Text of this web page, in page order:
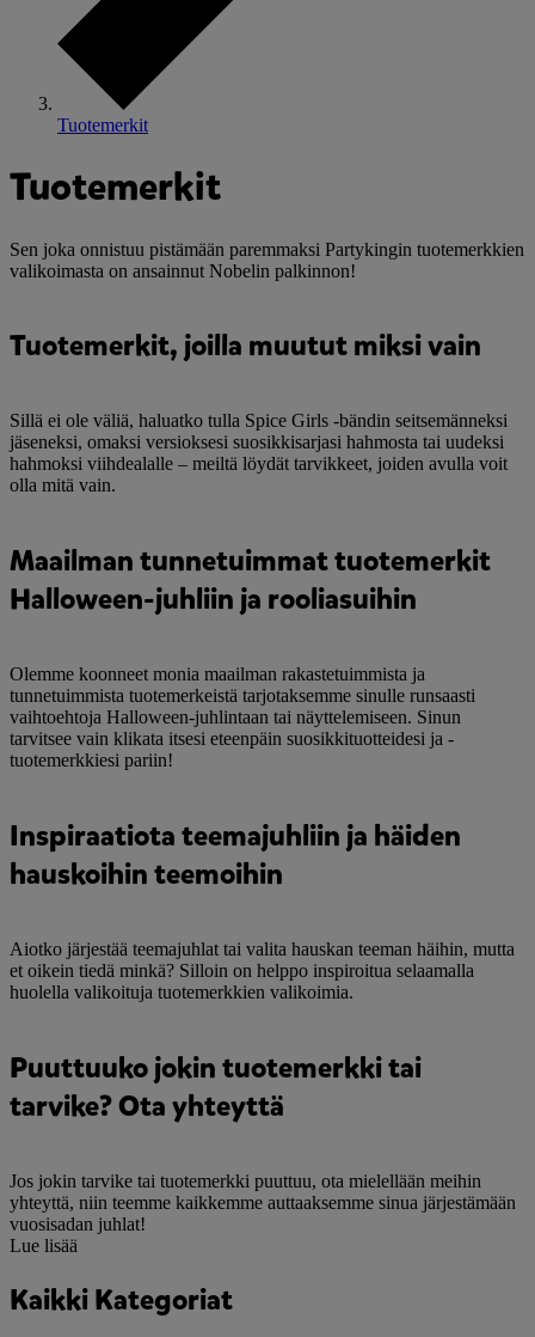
Tuotemerkit
Tuotemerkit
Sen joka onnistuu pistämään paremmaksi Partykingin tuotemerkkien
valikoimasta on ansainnut Nobelin palkinnon!
Tuotemerkit, joilla muutut miksi vain
Sillä ei ole väliä, haluatko tulla Spice Girls -bändin seitsemänneksi
jäseneksi, omaksi versioksesi suosikkisarjasi hahmosta tai uudeksi
hahmoksi viihdealalle – meiltä löydät tarvikkeet, joiden avulla voit
olla mitä vain.
Maailman tunnetuimmat tuotemerkit
Halloween-juhliin ja rooliasuihin
Olemme koonneet monia maailman rakastetuimmista ja
tunnetuimmista tuotemerkeistä tarjotaksemme sinulle runsaasti
vaihtoehtoja Halloween-juhlintaan tai näyttelemiseen. Sinun
tarvitsee vain klikata itsesi eteenpäin suosikkituotteidesi ja -
tuotemerkkiesi pariin!
Inspiraatiota teemajuhliin ja häiden
hauskoihin teemoihin
Aiotko järjestää teemajuhlat tai valita hauskan teeman häihin, mutta
et oikein tiedä minkä? Silloin on helppo inspiroitua selaamalla
huolella valikoituja tuotemerkkien valikoimia.
Puuttuuko jokin tuotemerkki tai
tarvike? Ota yhteyttä
Jos jokin tarvike tai tuotemerkki puuttuu, ota mielellään meihin
yhteyttä, niin teemme kaikkemme auttaaksemme sinua järjestämään
vuosisadan juhlat!
Lue lisää
Kaikki Kategoriat